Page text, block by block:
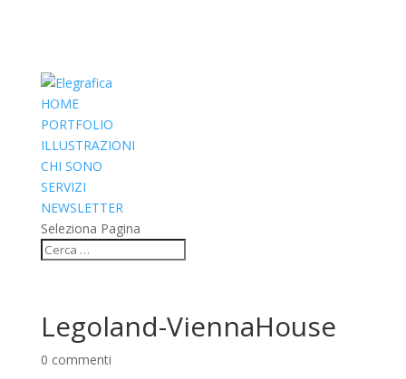
HOME
PORTFOLIO
ILLUSTRAZIONI
CHI SONO
SERVIZI
NEWSLETTER
Seleziona Pagina
Legoland-ViennaHouse
0 commenti